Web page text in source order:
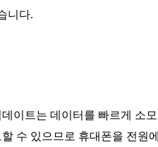
니다.
이트는 데이터를 빠르게 소
수 있으므로 휴대폰을 전원